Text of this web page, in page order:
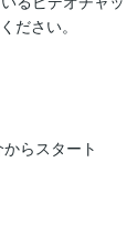
ださい。
らスタート